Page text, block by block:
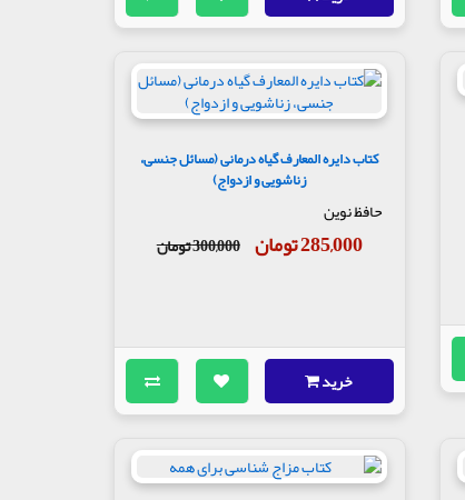
کتاب دایره المعارف گیاه درمانی (مسائل جنسی،
زناشویی و ازدواج)
حافظ نوین
285,000 تومان 300,000 تومان
خرید